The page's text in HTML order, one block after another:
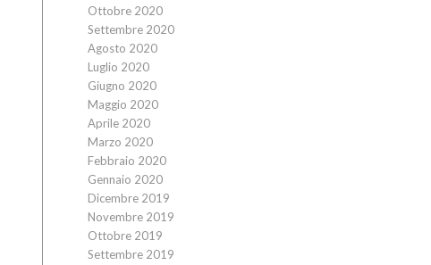
Ottobre 2020
Settembre 2020
Agosto 2020
Luglio 2020
Giugno 2020
Maggio 2020
Aprile 2020
Marzo 2020
Febbraio 2020
Gennaio 2020
Dicembre 2019
Novembre 2019
Ottobre 2019
Settembre 2019